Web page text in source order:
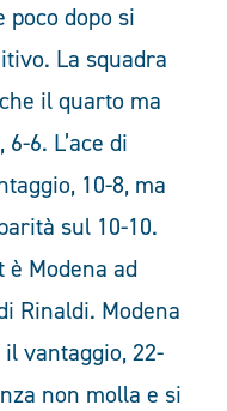
poco dopo si
La squadra
il quarto ma
6. L’ace di
10-8, ma
sul 10-10.
Modena ad
Rinaldi. Modena
vantaggio, 22-
non molla e si